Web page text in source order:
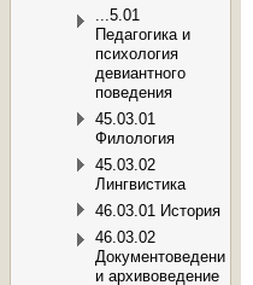
...5.01
Педагогика и
психология
девиантного
поведения
45.03.01
Филология
45.03.02
Лингвистика
46.03.01 История
46.03.02
Документоведение
и архивоведение